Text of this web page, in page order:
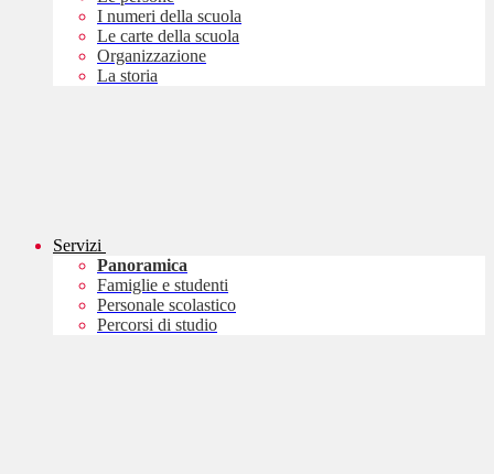
I numeri della scuola
Le carte della scuola
Organizzazione
La storia
Servizi
Panoramica
Famiglie e studenti
Personale scolastico
Percorsi di studio